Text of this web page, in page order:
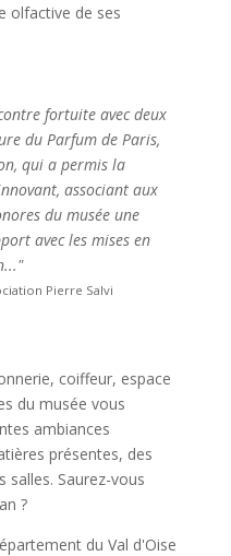
olfactive de ses
fortuite avec deux
du Parfum de Paris,
qui a permis la
associant aux
du musée une
avec les mises en
Pierre Salvi
coiffeur, espace
du musée vous
ambiances
présentes, des
Saurez-vous
?
du Val d'Oise